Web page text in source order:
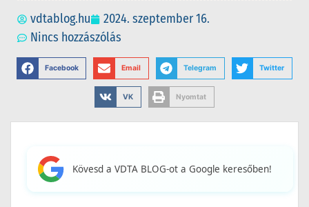
vdtablog.hu
2024. szeptember 16.
Nincs hozzászólás
Facebook Email Telegram Twitter
VK Nyomtat
Kövesd a VDTA BLOG-ot a Google keresőben!